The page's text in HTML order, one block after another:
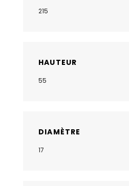
215
HAUTEUR
55
DIAMÈTRE
17